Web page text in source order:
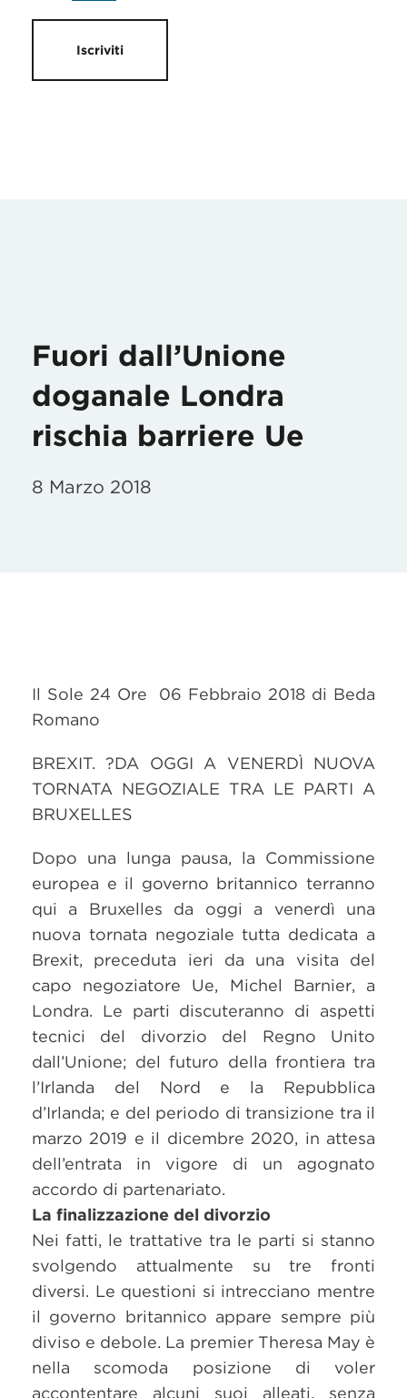
Iscriviti
Fuori dall’Unione
doganale Londra
rischia barriere Ue
8 Marzo 2018
Il Sole 24 Ore 06 Febbraio 2018 di Beda
Romano
BREXIT. ?DA OGGI A VENERDÌ NUOVA
TORNATA NEGOZIALE TRA LE PARTI A
BRUXELLES
Dopo una lunga pausa, la Commissione
europea e il governo britannico terranno
qui a Bruxelles da oggi a venerdì una
nuova tornata negoziale tutta dedicata a
Brexit, preceduta ieri da una visita del
capo negoziatore Ue, Michel Barnier, a
Londra. Le parti discuteranno di aspetti
tecnici del divorzio del Regno Unito
dall’Unione; del futuro della frontiera tra
l’Irlanda del Nord e la Repubblica
d’Irlanda; e del periodo di transizione tra il
marzo 2019 e il dicembre 2020, in attesa
dell’entrata in vigore di un agognato
accordo di partenariato.
La finalizzazione del divorzio
Nei fatti, le trattative tra le parti si stanno
svolgendo attualmente su tre fronti
diversi. Le questioni si intrecciano mentre
il governo britannico appare sempre più
diviso e debole. La premier Theresa May è
nella scomoda posizione di voler
accontentare alcuni suoi alleati, senza